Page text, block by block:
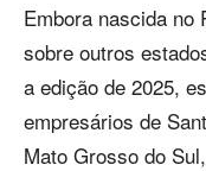
Embora nascida no
sobre outros
a edição de 2025,
empresários de
Mato Grosso do